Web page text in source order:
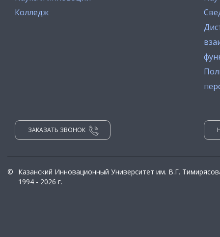
Колледж
ЗАКАЗАТЬ ЗВОНОК
©
Казанский Инновационный Университет им. В.Г.
1994 - 2026 г.